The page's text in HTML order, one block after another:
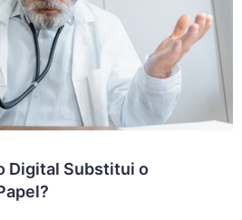
Digital Substitui o